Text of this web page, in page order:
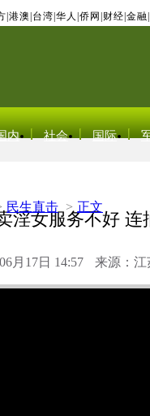
港澳 台湾 华人 侨网 财经 金融
内 社会 国际
民生直击 > 正文
淫女服务不好 连
月17日 14:57 来源：江